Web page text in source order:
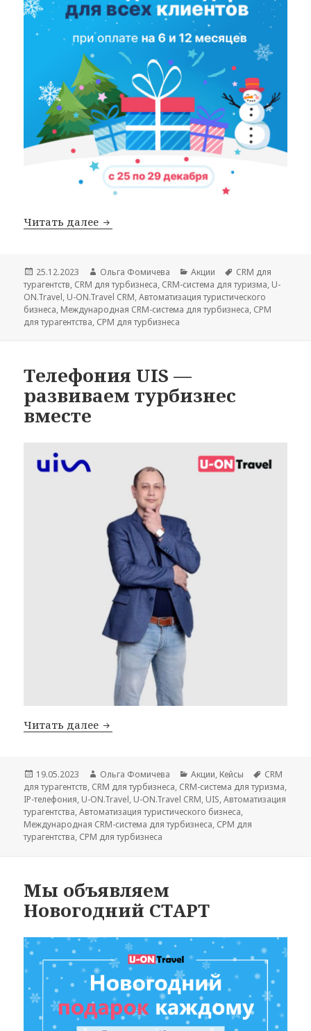
Читать далее Новогодние подарки для ВСЕХ
Опубликовано
25.12.2023 Автор
Ольга Фомичева Рубрики
Акции Метки
CRM для
турагентств, CRM для турбизнеса, CRM-система для туризма, U-
ON.Travel, U-ON.Travel CRM,Автоматизация туристического
бизнеса, Международная CRM-система для турбизнеса, СРМ
для турагентства, СРМ для турбизнеса
Телефония UIS —
развиваем турбизнес
вместе
Читать далее Телефония UIS — развиваем
Опубликовано
19.05.2023 Автор
Ольга Фомичева Рубрики
Акции, Кейсы Метки
CRM
для турагентств, CRM для турбизнеса, CRM-система для туризма,
IP-телефония, U-ON.Travel, U-ON.Travel CRM, UIS,Автоматизация
турагентства,Автоматизация туристического бизнеса,
Международная CRM-система для турбизнеса, СРМ для
турагентства, СРМ для турбизнеса
Мы объявляем
Новогодний СТАРТ